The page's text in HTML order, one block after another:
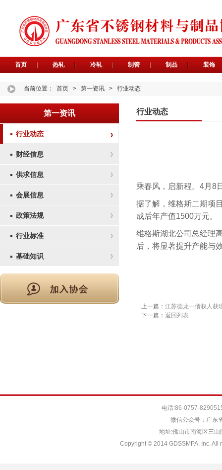
首页 热轧 冷轧 制管 制品 装饰
当前位置： 首页 > 第一资讯 > 行业动态
第一资讯
行业动态
财经信息
供求信息
会展信息
政策法规
行业标准
基础知识
行业动态
乘春风，启新程。4月8
据了解，维格斯二期项
成后年产值1500万元。
维格斯湖北公司总经理
后，将显著提升产能与
上一篇： 江苏德龙一债权人获
下一篇： 返回列表
电话:86-0757-
微信公众号：广东
地址:佛山市南海区三
Copyright © 2014 GDSSMPA. Inc. All